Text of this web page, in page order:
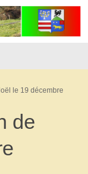
le 19 décembre
de